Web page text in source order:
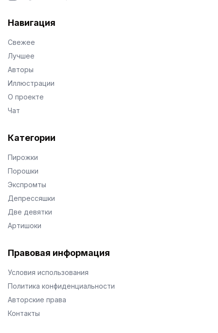
Навигация
Свежее
Лучшее
Авторы
Иллюстрации
О проекте
Чат
Категории
Пирожки
Порошки
Экспромты
Депрессяшки
Две девятки
Артишоки
Правовая информация
Условия использования
Политика конфиденциальности
Авторские права
Контакты